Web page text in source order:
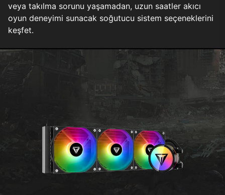
veya takılma sorunu yaşamadan, uzun saatler akıcı
oyun deneyimi sunacak soğutucu sistem seçeneklerini
keşfet.